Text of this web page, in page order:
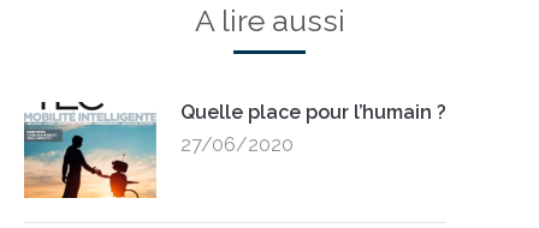
A lire aussi
Quelle place pour l’humain ?
27/06/2020